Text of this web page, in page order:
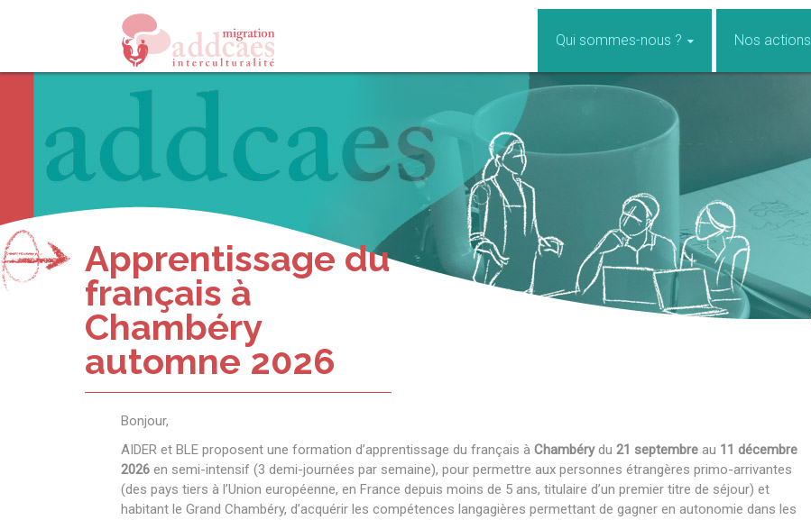
Qui sommes-nous ? Nos actions
Apprentissage du
français à
Chambéry
automne 2026
Bonjour,
AIDER et BLE proposent une formation d’apprentissage du français à Chambérydu 21 septembreau 11 décembre
2026en semi-intensif (3 demi-journées par semaine), pour permettre aux personnes étrangères primo-arrivantes
(des pays tiers à l’Union européenne, en France depuis moins de 5 ans, titulaire d’un premier titre de séjour) et
habitant le Grand Chambéry, d’acquérir les compétences langagières permettant de gagner en autonomie dans les